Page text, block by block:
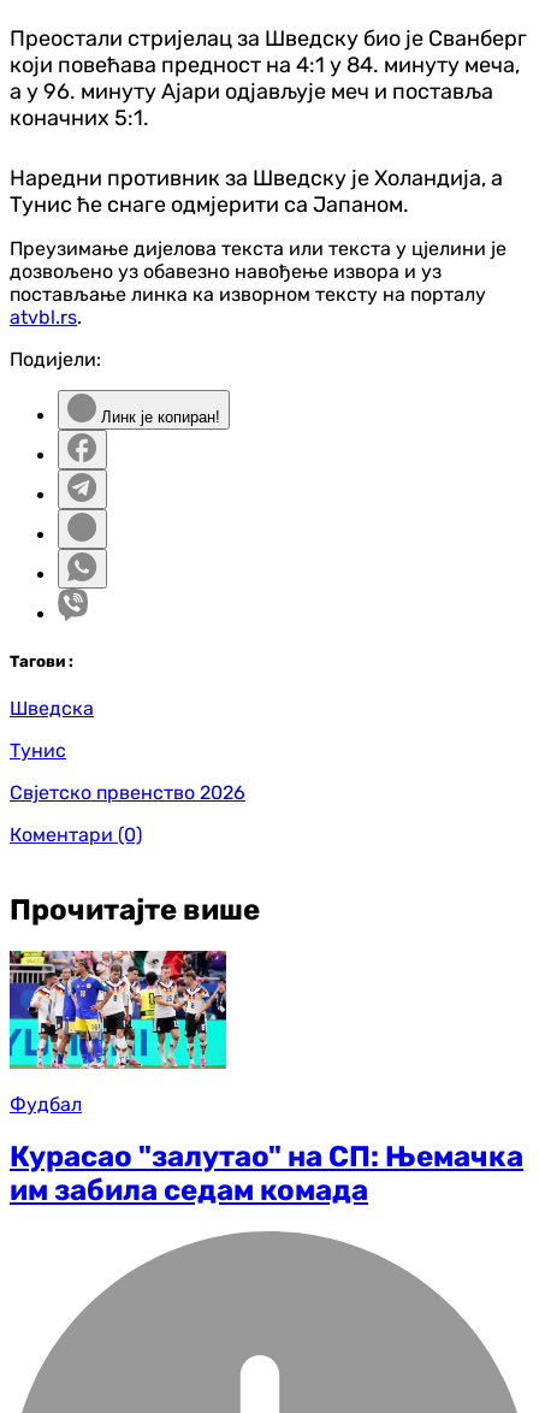
Преостали стријелац за Шведску био је Сванберг
који повећава предност на 4:1 у 84. минуту меча,
а у 96. минуту Ајари одјављује меч и поставља
коначних 5:1.
Наредни противник за Шведску је Холандија, а
Тунис ће снаге одмјерити са Јапаном.
Преузимање дијелова текста или текста у цјелини је
дозвољено уз обавезно навођење извора и уз
постављање линка ка изворном тексту на порталу
atvbl.rs.
Подијели:
Линк је копиран!
Тагови :
Шведска
Тунис
Свјетско првенство 2026
Коментари (0)
Прочитајте више
Фудбал
Курасао "залутао" на СП: Њемачка
им забила седам комада